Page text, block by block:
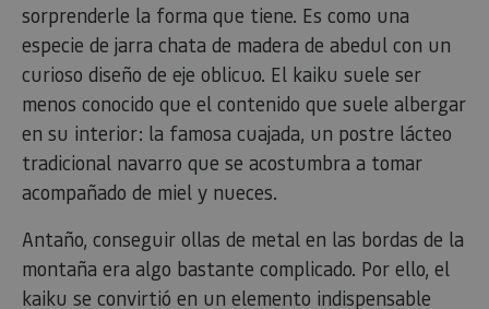
sorprenderle la forma que tiene. Es como una
especie de jarra chata de madera de abedul con un
curioso diseño de eje oblicuo. El kaiku suele ser
menos conocido que el contenido que suele albergar
en su interior: la famosa cuajada, un postre lácteo
tradicional navarro que se acostumbra a tomar
acompañado de miel y nueces.
Antaño, conseguir ollas de metal en las bordas de la
montaña era algo bastante complicado. Por ello, el
kaiku se convirtió en un elemento indispensable